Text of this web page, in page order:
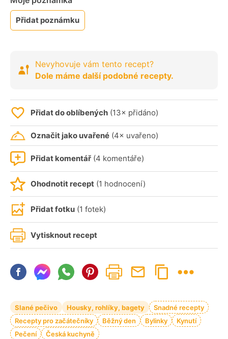
Přidat poznámku
Nevyhovuje vám tento recept?
Dole máme další podobné recepty.
Přidat do oblíbených (13× přidáno)
Označit jako uvařené (4× uvařeno)
Přidat komentář (4 komentáře)
Ohodnotit recept (1 hodnocení)
Přidat fotku (1 fotek)
Vytisknout recept
Slané pečivo Housky, rohlíky, bagety
Snadné recepty
Recepty pro začátečníky
Běžný den Bylinky
Kynutí
Pečení
Česká kuchyně